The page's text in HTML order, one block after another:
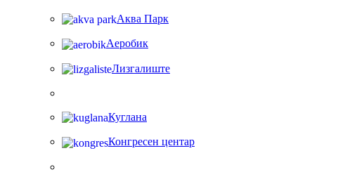
Аква Парк
Аеробик
Лизгалиште
Куглана
Конгресен центар